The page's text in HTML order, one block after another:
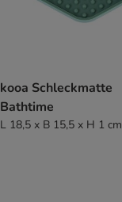
kooa Schleckmatte
Bathtime
L 18,5 x B 15,5 x H 1 cm